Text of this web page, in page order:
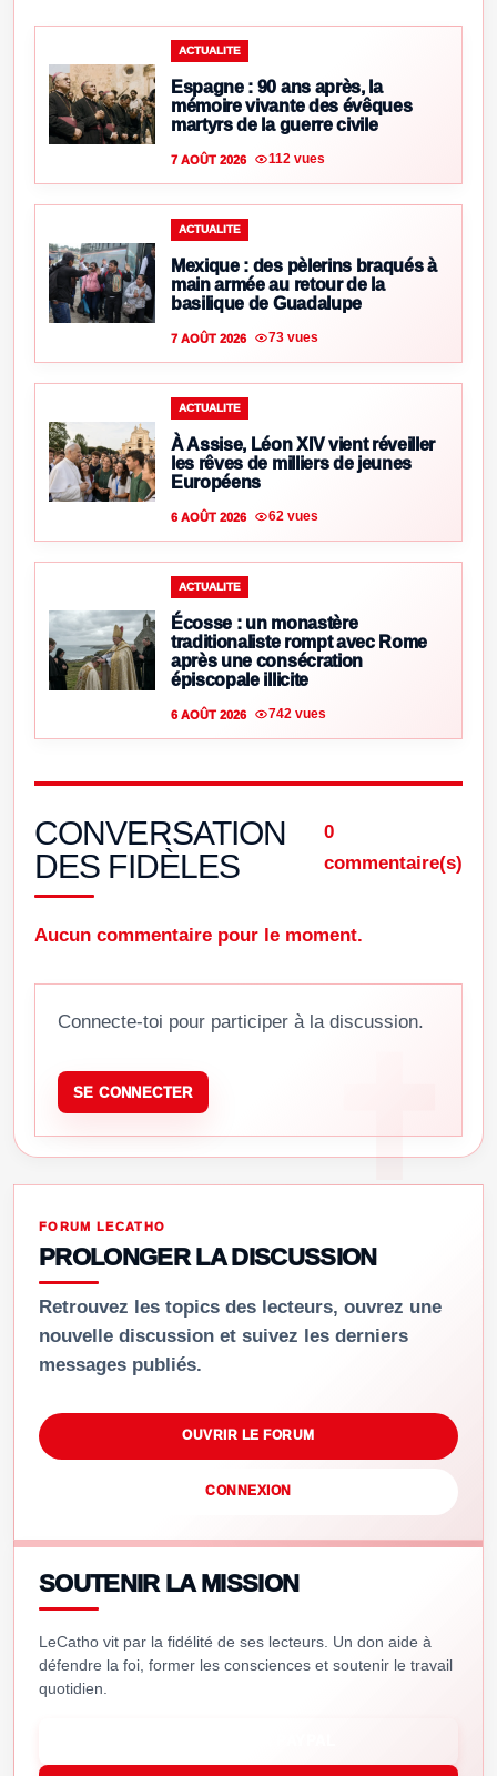
ACTUALITE
Espagne : 90 ans après, la
mémoire vivante des évêques
martyrs de la guerre civile
7 AOÛT 2026 112 vues
ACTUALITE
Mexique : des pèlerins braqués à
main armée au retour de la
basilique de Guadalupe
7 AOÛT 2026 73 vues
ACTUALITE
À Assise, Léon XIV vient réveiller
les rêves de milliers de jeunes
Européens
6 AOÛT 2026 62 vues
ACTUALITE
Écosse : un monastère
traditionaliste rompt avec Rome
après une consécration
épiscopale illicite
6 AOÛT 2026 742 vues
CONVERSATION
DES FIDÈLES
0
commentaire(s)
Aucun commentaire pour le moment.
Connecte-toi pour participer à la discussion.
SE CONNECTER
FORUM LECATHO
PROLONGER LA DISCUSSION
Retrouvez les topics des lecteurs, ouvrez une
nouvelle discussion et suivez les derniers
messages publiés.
OUVRIR LE FORUM
CONNEXION
SOUTENIR LA MISSION
LeCatho vit par la fidélité de ses lecteurs. Un don aide à
défendre la foi, former les consciences et soutenir le travail
quotidien.